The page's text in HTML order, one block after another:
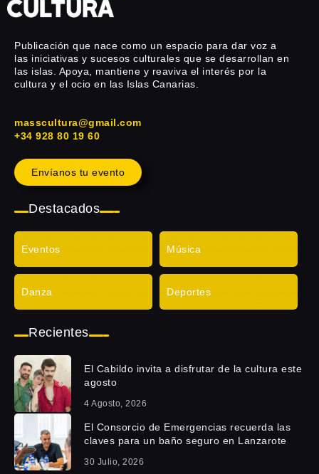
Publicación que nace como un espacio para dar voz a
las iniciativas y sucesos culturales que se desarrollan en
las islas. Apoya, mantiene y reaviva el interés por la
cultura y el ocio en las Islas Canarias.
masscultura@gmail.com
+34 928 80 19 60
Envíanos tu evento
Destacados
Eventos Música
Danza Deportes
Recientes
El Cabildo invita a disfrutar de la cultura este
agosto
4 Agosto, 2026
El Consorcio de Emergencias recuerda las
claves para un baño seguro en Lanzarote
30 Julio, 2026